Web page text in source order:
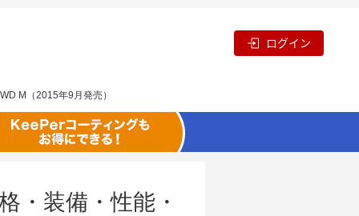
ログイン
M（2015年9月発売）
・装備・性能・